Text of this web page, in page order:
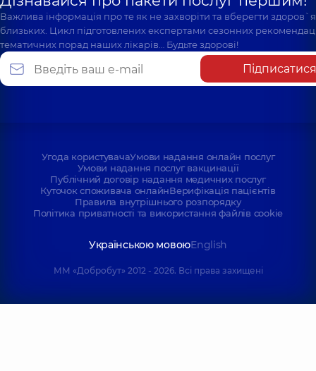
Важлива інформація про те як не захворіти та вберегти
близьких. Цикл підготовлених експертами сезонних
тематичних порад наших лікарів… Будьте здорові!
Підписатися
Угода користувачаУмови надання онлайн послуг
Умови надання послуг вакцинації
Публічний договір надання медичних послуг
Куточок споживача онлайнВерифікація пацієнтів
Правила внутрішнього розпорядку
Політика приватності та використання файлів cookie
Українською мовоюEnglish
ММ «Добробут» 2012 - 2026. Всі права захищені